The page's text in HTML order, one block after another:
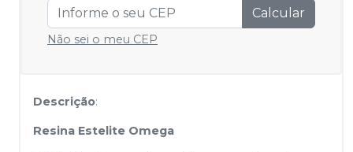
Calcular
Não sei o meu CEP
Descrição:
Resina Estelite Omega